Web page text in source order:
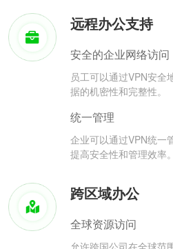
远程办公支持
安全的企业网络访问
员工可以通过VPN安全
据的机密性和完整性。
统一管理
企业可以通过VPN统一
提高安全性和管理效率。
跨区域办公
全球资源访问